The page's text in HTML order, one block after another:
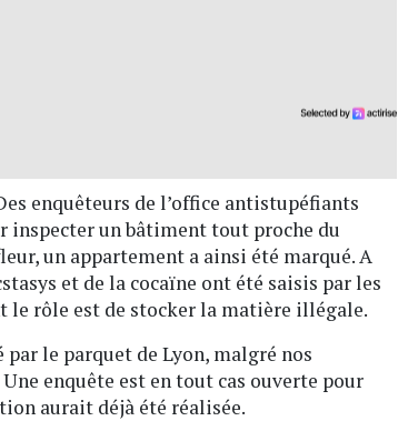
enquêteurs de l’office antistupéfiants
inspecter un bâtiment tout proche du
un appartement a ainsi été marqué. A
et de la cocaïne ont été saisis par les
rôle est de stocker la matière illégale.
le parquet de Lyon, malgré nos
enquête est en tout cas ouverte pour
aurait déjà été réalisée.